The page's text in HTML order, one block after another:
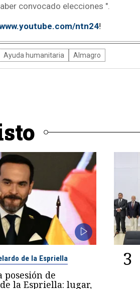
convocado elecciones ".
ntn24!
Ayuda humanitaria Almagro
de la Espriella
posesión de
la Espriella: lugar,
3